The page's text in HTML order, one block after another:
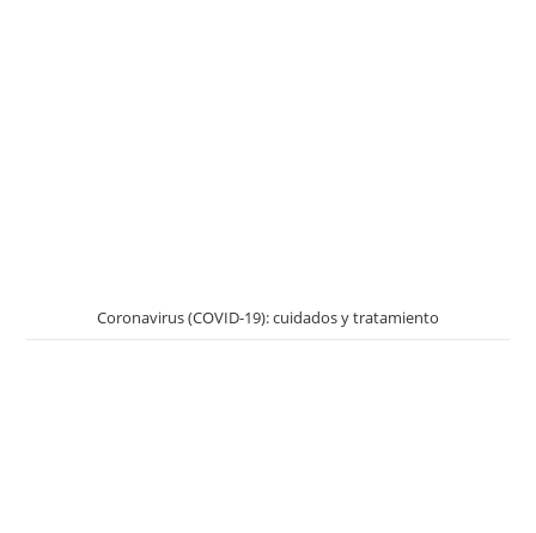
Coronavirus (COVID-19): cuidados y tratamiento